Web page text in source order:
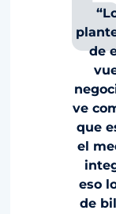
de
ve
que
el
eso
de